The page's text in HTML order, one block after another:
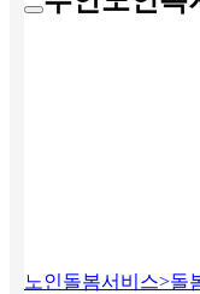
노인돌봄서비스>돌